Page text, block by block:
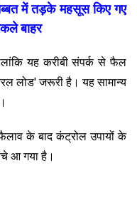
में तड़के महसूस किए गए
बाहर
यह करीबी संपर्क से फैल
लोड' जरूरी है। यह सामान्य
के बाद कंट्रोल उपायों के
आ गया है।